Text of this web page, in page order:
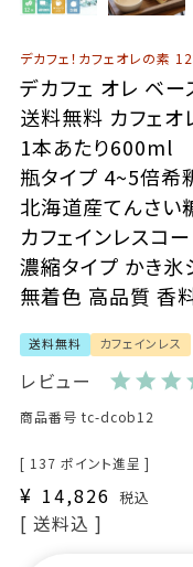
デカフェ！カフェオレの素
デカフェ オレ ベー
送料無料 カフェオ
1本あたり600ml
瓶タイプ 4~5倍希
北海道産てんさい
カフェインレスコ
濃縮タイプ かき氷
無着色 高品質 香
送料無料 カフェインレス
レビュー
商品番号 tc-dcob12
[ 137 ポイント進呈 ]
¥ 14,826 税込
送料込